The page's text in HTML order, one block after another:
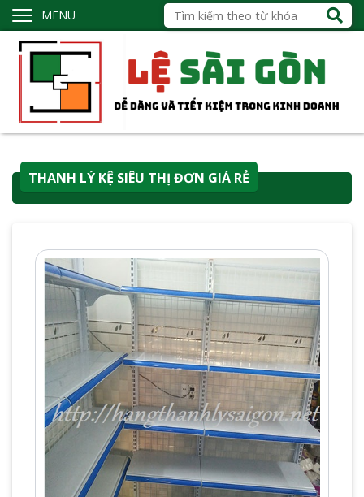
MENU
THANH LÝ KỆ SIÊU THỊ ĐƠN GIÁ RẺ